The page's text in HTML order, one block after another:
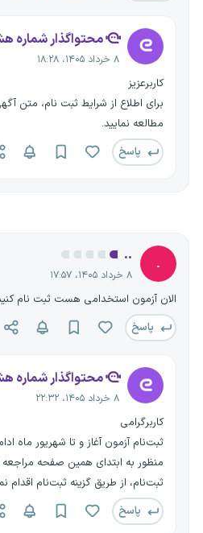
محتواگذار شماره
۸ خرداد ۱۴۰۵، ۱۸:۲۸
کاربرعزیز
برای اطلاع از شرایط ثبت نام، متن
مطالعه نمایید.
پاسخ
.
..
۸ خرداد ۱۴۰۵، ۱۷:۵۷
الان آزمون استخدامی هست ثبت نام
پاسخ
محتواگذار شماره
۸ خرداد ۱۴۰۵، ۲۲:۳۲
کاربرگرامی
ثبت‌نام آزمون آغاز و تا شهریور ماه
منظور به ابتدای همین صفحه
ثبت‌نام، از طریق گزینه ثبت‌نام اقدام
پاسخ